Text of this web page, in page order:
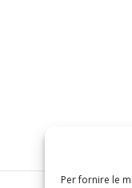
Per fornire le